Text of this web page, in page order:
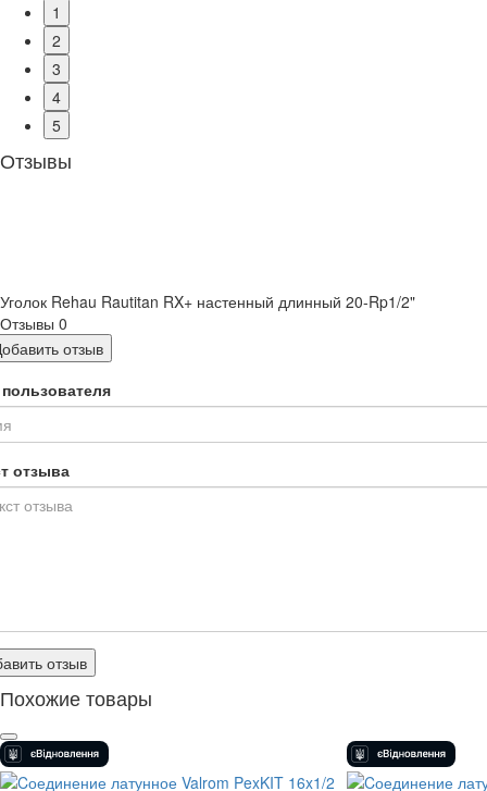
1
2
3
4
5
Отзывы
Уголок Rehau Rautitan RX+ настенный длинный 20-Rp1/2"
Отзывы 0
отзыв
отзыва
отзыв
Похожие товары